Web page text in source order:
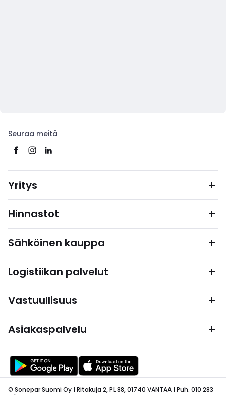
Seuraa meitä
Yritys
Hinnastot
Sähköinen kauppa
Logistiikan palvelut
Vastuullisuus
Asiakaspalvelu
© Sonepar Suomi Oy | Ritakuja 2, PL 88, 01740 VANTAA | Puh. 010 283